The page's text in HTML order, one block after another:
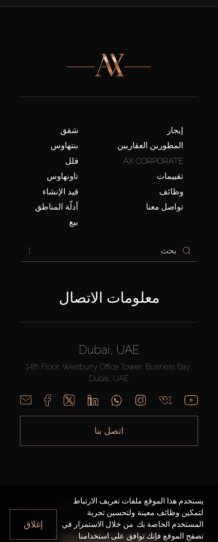
شقق
بنتهاوس
فلل
تاونهاوس
قيد الإنشاء
أدلّة المناطق
بيع
إيجار
المطورين العقاريين
AX CORPORATE
تقييمات
وظائف
تواصل معنا
1
معلومات الاتصال
Dubai, UAE
14th Floor, Westburry Office Tower, Business Bay,
Dubai, UAE
اتصل بنا
AX CAPITAL ©2026 جميع الحقوق محفوظة
سياسة الخصوصية خريطة الموقع
يستخدم هذا الموقع ملفات تعريف الارتباط
لتمكين وظائف معينة ولتحسين تجربة
المستخدم الخاصة بك. من خلال الاستمرار في
تصفح الموقع فإنك توافق على استخدامنا
إغلاق